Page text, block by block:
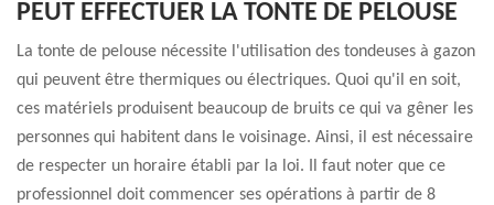
PEUT EFFECTUER LA TONTE DE PELOUSE
La tonte de pelouse nécessite l'utilisation des tondeuses à gazon
qui peuvent être thermiques ou électriques. Quoi qu'il en soit,
ces matériels produisent beaucoup de bruits ce qui va gêner les
personnes qui habitent dans le voisinage. Ainsi, il est nécessaire
de respecter un horaire établi par la loi. Il faut noter que ce
professionnel doit commencer ses opérations à partir de 8